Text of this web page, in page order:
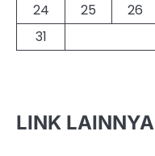
24
25 26
31
LINK LAINNYA